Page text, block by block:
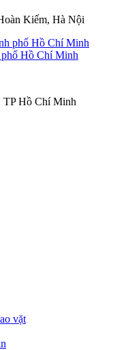
Kiếm, Hà Nội
phố Hồ Chí Minh
TP Hồ Chí Minh
vặt